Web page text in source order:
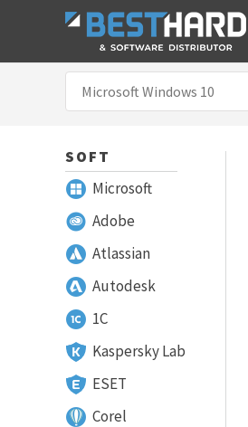
SOFT
Microsoft
Adobe
Atlassian
Autodesk
1С
Kaspersky Lab
ESET
Corel